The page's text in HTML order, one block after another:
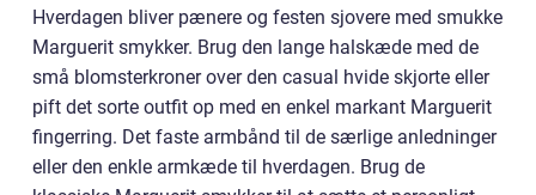
Hverdagen bliver pænere og festen sjovere med smukke
Marguerit smykker. Brug den lange halskæde med de
små blomsterkroner over den casual hvide skjorte eller
pift det sorte outfit op med en enkel markant Marguerit
fingerring. Det faste armbånd til de særlige anledninger
eller den enkle armkæde til hverdagen. Brug de